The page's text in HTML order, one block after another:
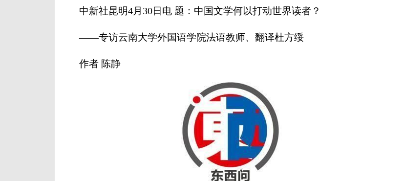
中新社昆明4月30日电 题：中国文学何以打动世界读者？
——专访云南大学外国语学院法语教师、翻译杜方绥
作者 陈静